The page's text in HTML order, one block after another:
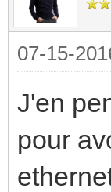
07-15-
J'en
pour